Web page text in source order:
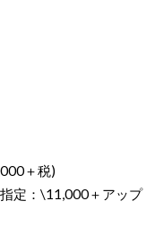
＋税)
定：\11,000＋アップ